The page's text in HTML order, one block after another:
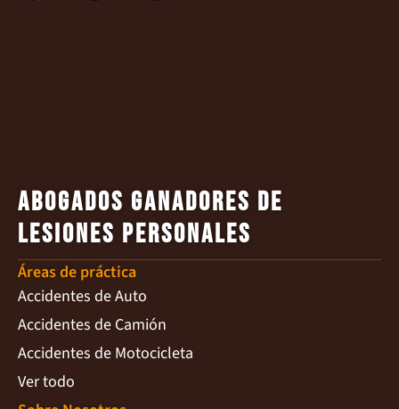
Abogados ganadores de
lesiones personales
Áreas de práctica
Accidentes de Auto
Accidentes de Camión
Accidentes de Motocicleta
Ver todo